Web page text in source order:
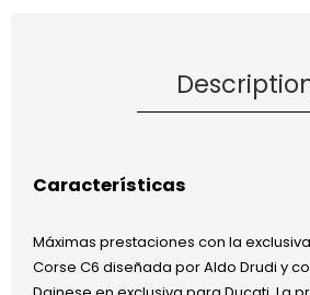
Características
Máximas prestaciones con la
Corse C6 diseñada por Aldo Drudi y